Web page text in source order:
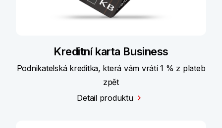
Kreditní karta Business
Podnikatelská kreditka, která vám vrátí 1 % z plateb
zpět
Detail produktu